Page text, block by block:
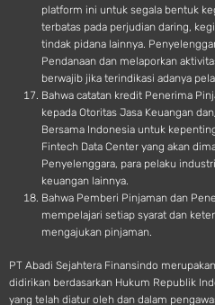
platform ini untuk segala bentuk
terbatas pada perjudian daring,
tindak pidana lainnya.
Pendanaan dan melaporkan
berwajib jika terindikasi adanya
Bahwa catatan kredit Penerima
kepada Otoritas Jasa Keuangan
Bersama Indonesia untuk
Fintech Data Center yang akan
Penyelenggara, para pelaku
keuangan lainnya.
Bahwa Pemberi Pinjaman dan
mempelajari setiap syarat dan
mengajukan pinjaman.
PT Abadi Sejahtera Finansindo
didirikan berdasarkan Hukum Republik
yang telah diatur oleh dan dalam